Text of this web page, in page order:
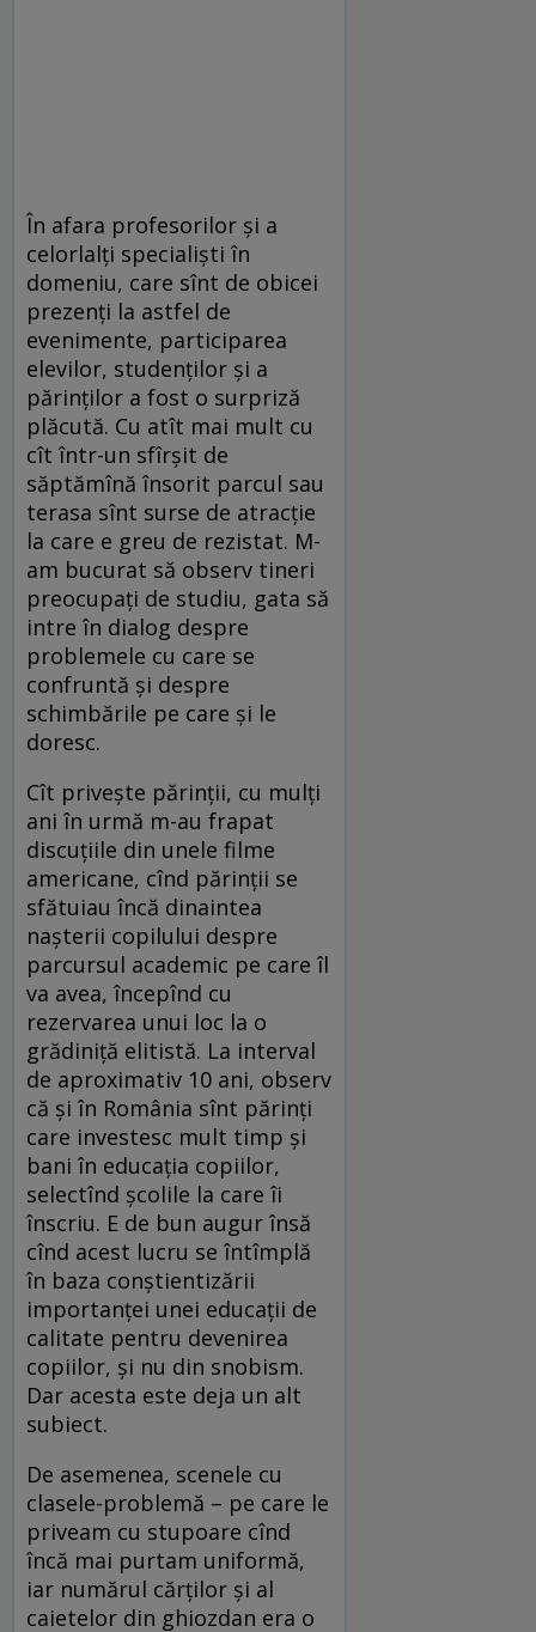
În afara profesorilor şi a
celorlalţi specialişti în
domeniu, care sînt de obicei
prezenţi la astfel de
evenimente, participarea
elevilor, studenţilor şi a
părinţilor a fost o surpriză
plăcută. Cu atît mai mult cu
cît într-un sfîrşit de
săptămînă însorit parcul sau
terasa sînt surse de atracţie
la care e greu de rezistat. M-
am bucurat să observ tineri
preocupaţi de studiu, gata să
intre în dialog despre
problemele cu care se
confruntă şi despre
schimbările pe care şi le
doresc.
Cît priveşte părinţii, cu mulţi
ani în urmă m-au frapat
discuţiile din unele filme
americane, cînd părinţii se
sfătuiau încă dinaintea
naşterii copilului despre
parcursul academic pe care îl
va avea, începînd cu
rezervarea unui loc la o
grădiniţă elitistă. La interval
de aproximativ 10 ani, observ
că şi în România sînt părinţi
care investesc mult timp şi
bani în educaţia copiilor,
selectînd şcolile la care îi
înscriu. E de bun augur însă
cînd acest lucru se întîmplă
în baza conştientizării
importanţei unei educaţii de
calitate pentru devenirea
copiilor, şi nu din snobism.
Dar acesta este deja un alt
subiect.
De asemenea, scenele cu
clasele-problemă – pe care le
priveam cu stupoare cînd
încă mai purtam uniformă,
iar numărul cărţilor şi al
caietelor din ghiozdan era o